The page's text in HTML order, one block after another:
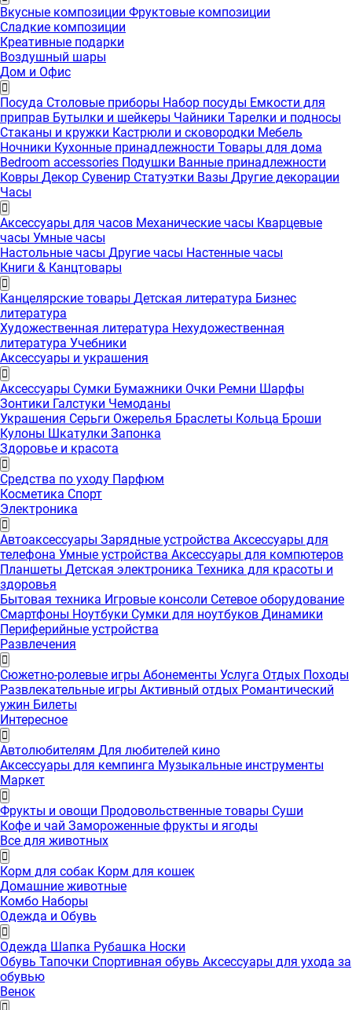
Вкусные композиции Фруктовые композиции
Сладкие композиции
Креативные подарки
Воздушный шары
Дом и Офис
Посуда Столовые приборы Набор посуды Емкости для
приправ Бутылки и шейкеры Чайники Тарелки и подносы
Стаканы и кружки Кастрюли и сковородки Мебель
Ночники Кухонные принадлежности Товары для дома
Bedroom accessories Подушки Ванные принадлежности
Ковры Декор Сувенир Статуэтки Вазы Другие декорации
Часы
Аксессуары для часов Механические часы Кварцевые
часы Умные часы
Настольные часы Другие часы Настенные часы
Книги & Канцтовары
Канцелярские товары Детская литература Бизнес
литература
Художественная литература Нехудожественная
литература Учебники
Аксессуары и украшения
Аксессуары Сумки Бумажники Очки Ремни Шарфы
Зонтики Галстуки Чемоданы
Украшения Серьги Ожерелья Браслеты Кольца Броши
Кулоны Шкатулки Запонка
Здоровье и красота
Средства по уходу Парфюм
Косметика Спорт
Электроника
Автоаксессуары Зарядные устройства Аксессуары для
телефона Умные устройства Аксессуары для компютеров
Планшеты Детская электроника Техника для красоты и
здоровья
Бытовая техника Игровые консоли Сетевое оборудование
Смартфоны Ноутбуки Сумки для ноутбуков Динамики
Периферийные устройства
Развлечения
Сюжетно-ролевые игры Абонементы Услуга Отдых Походы
Развлекательные игры Активный отдых Романтический
ужин Билеты
Интересноe
Автолюбителям Для любителей кино
Аксессуары для кемпинга Музыкальные инструменты
Маркет
Фрукты и овощи Продовольственные товары Суши
Кофе и чай Замороженные фрукты и ягоды
Все для животных
Корм для собак Корм для кошек
Домашние животные
Комбо Наборы
Одежда и Обувь
Одежда Шапка Рубашка Носки
Обувь Тапочки Спортивная обувь Аксессуары для ухода за
обувью
Венок